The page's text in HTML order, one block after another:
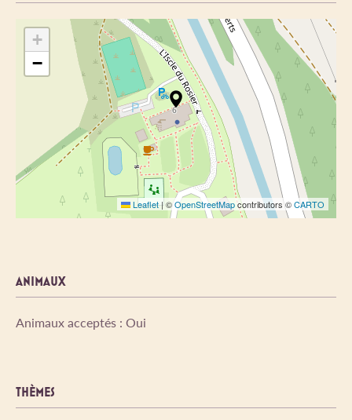
+
−
Leaflet|©OpenStreetMapcontributors ©CARTO
ANIMAUX
Animaux acceptés : Oui
THÈMES